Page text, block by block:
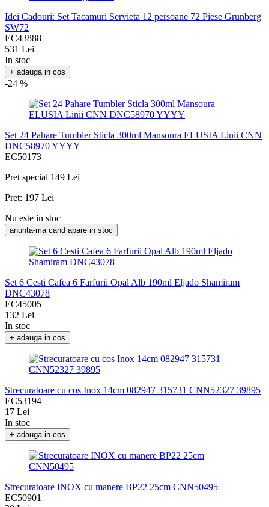
Idei Cadouri: Set Tacamuri Servieta 12 persoane 72 Piese Grunberg
SW72
EC43888
531 Lei
In stoc
+ adauga in cos
-24 %
Set 24 Pahare Tumbler Sticla 300ml Mansoura ELUSIA Linii CNN
DNC58970 YYYY
EC50173
Pret special 149 Lei
Pret: 197 Lei
Nu este in stoc
anunta-ma cand apare in stoc
Set 6 Cesti Cafea 6 Farfurii Opal Alb 190ml Eljado Shamiram
DNC43078
EC45005
132 Lei
In stoc
+ adauga in cos
Strecuratoare cu cos Inox 14cm 082947 315731 CNN52327 39895
EC53194
17 Lei
In stoc
+ adauga in cos
Strecuratoare INOX cu manere BP22 25cm CNN50495
EC50901